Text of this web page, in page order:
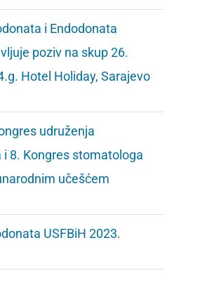
i Endodonata
poziv na skup 26.
Hotel Holiday, Sarajevo
udruženja
8. Kongres stomatologa
učešćem
USFBiH 2023.